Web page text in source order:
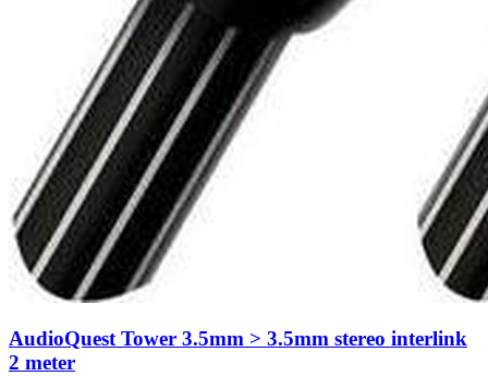
AudioQuest Tower 3.5mm > 3.5mm stereo interlink
2 meter